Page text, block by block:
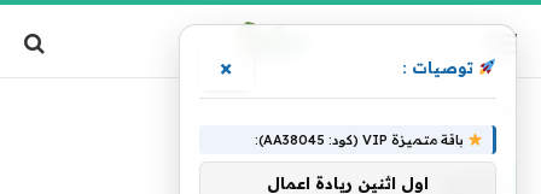
توصيات : ×
باقة متميزة VIP (كود: AA38045):
اول اثنين ريادة اعمال